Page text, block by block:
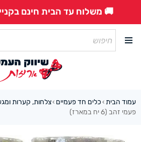
🚚 משלוח עד הבית חינם בקנייה
עמוד הבית › כלים חד פעמיים ›צלחות, קערות
פעמי זהב (6 יח במארז)